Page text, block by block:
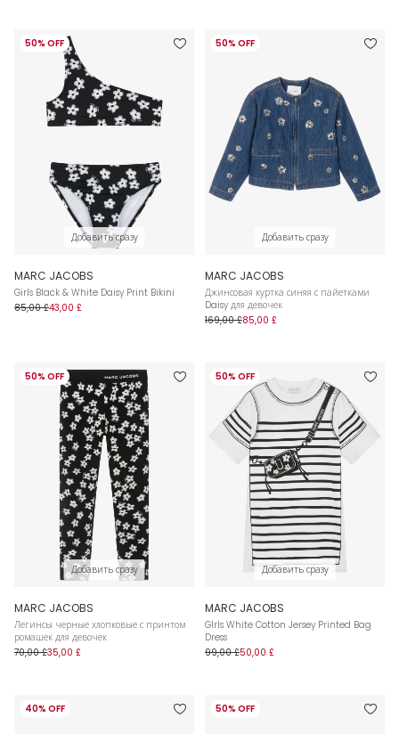
50% OFF
Добавить сразу
MARC JACOBS
Girls Black & White Daisy Print Bikini
85,00 £43,00 £
50% OFF
Добавить сразу
MARC JACOBS
Джинсовая куртка синяя с пайетками
Daisy для девочек
169,00 £85,00 £
50% OFF
Добавить сразу
MARC JACOBS
Легинсы черные хлопковые с принтом
ромашек для девочек
70,00 £35,00 £
50% OFF
Добавить сразу
MARC JACOBS
GIrls White Cotton Jersey Printed Bag
Dress
99,00 £50,00 £
40% OFF 50% OFF